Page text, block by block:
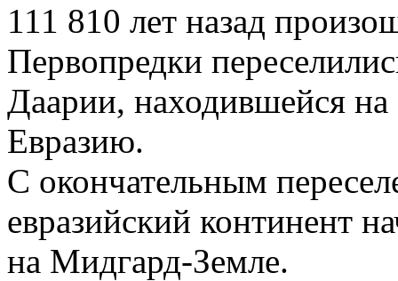
111 810 лет назад
Первопредки
Даарии, находившейся
Евразию.
С окончательным
евразийский континент
на Мидгард-Земле.